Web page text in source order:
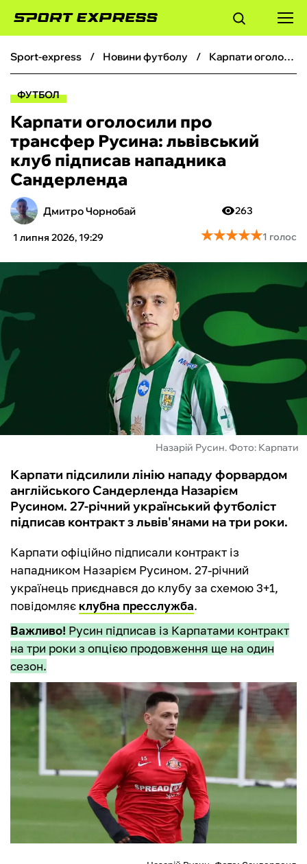
ФУТБОЛ
БОКС
ХОКЕЙ
ТЕНІС
КІБЕРСПОРТ
БУКМЕКЕРИ
sport-express новини футболу Карпати оголосили про трансфер Русина: львівський клуб підписав нападника Сандерленда
ФУТБОЛ
Карпати оголосили про
трансфер Русина: львівський
клуб підписав нападника
Сандерленда
Дмитро Чорнобай
1 липня 2026, 19:29
263
★★★★★
★★★★★1 голос
Назарій Русин. Фото: Карпати
Карпати підсилили лінію нападу форвардом
англійського Сандерленда Назарієм
Русином. 27-річний український футболіст
підписав контракт з львів'янами на три роки.
Карпати офіційно підписали контракт із
нападником Назарієм Русином. 27-річний
українець приєднався до клубу за схемою 3+1,
повідомляє клубна пресслужба.
Важливо! Русин підписав із Карпатами контракт
на три роки з опцією продовження ще на один
сезон.